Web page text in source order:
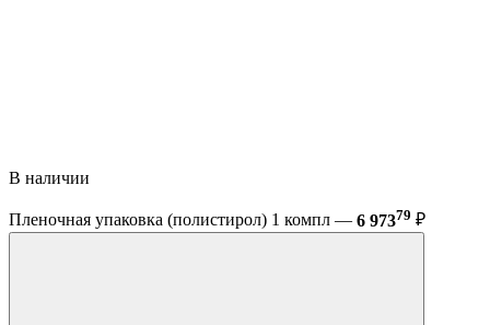
В наличии
Пленочная упаковка (полистирол) 1 компл — 6 97379 ₽